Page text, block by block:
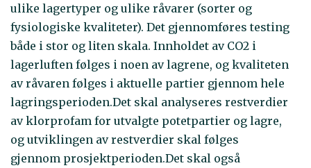
ulike lagertyper og ulike råvarer (sorter og
fysiologiske kvaliteter). Det gjennomføres testing
både i stor og liten skala. Innholdet av CO2 i
lagerluften følges i noen av lagrene, og kvaliteten
av råvaren følges i aktuelle partier gjennom hele
lagringsperioden.Det skal analyseres restverdier
av klorprofam for utvalgte potetpartier og lagre,
og utviklingen av restverdier skal følges
gjennom prosjektperioden.Det skal også